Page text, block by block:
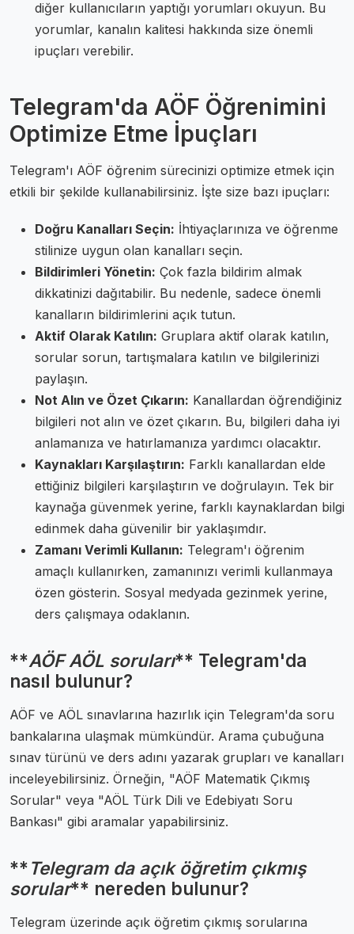
diğer kullanıcıların yaptığı yorumları okuyun. Bu
yorumlar, kanalın kalitesi hakkında size önemli
ipuçları verebilir.
Telegram'da AÖF Öğrenimini
Optimize Etme İpuçları
Telegram'ı AÖF öğrenim sürecinizi optimize etmek için
etkili bir şekilde kullanabilirsiniz. İşte size bazı ipuçları:
Doğru Kanalları Seçin: İhtiyaçlarınıza ve öğrenme
stilinize uygun olan kanalları seçin.
Bildirimleri Yönetin: Çok fazla bildirim almak
dikkatinizi dağıtabilir. Bu nedenle, sadece önemli
kanalların bildirimlerini açık tutun.
Aktif Olarak Katılın: Gruplara aktif olarak katılın,
sorular sorun, tartışmalara katılın ve bilgilerinizi
paylaşın.
Not Alın ve Özet Çıkarın: Kanallardan öğrendiğiniz
bilgileri not alın ve özet çıkarın. Bu, bilgileri daha iyi
anlamanıza ve hatırlamanıza yardımcı olacaktır.
Kaynakları Karşılaştırın: Farklı kanallardan elde
ettiğiniz bilgileri karşılaştırın ve doğrulayın. Tek bir
kaynağa güvenmek yerine, farklı kaynaklardan bilgi
edinmek daha güvenilir bir yaklaşımdır.
Zamanı Verimli Kullanın: Telegram'ı öğrenim
amaçlı kullanırken, zamanınızı verimli kullanmaya
özen gösterin. Sosyal medyada gezinmek yerine,
ders çalışmaya odaklanın.
**AÖF AÖL soruları** Telegram'da
nasıl bulunur?
AÖF ve AÖL sınavlarına hazırlık için Telegram'da soru
bankalarına ulaşmak mümkündür. Arama çubuğuna
sınav türünü ve ders adını yazarak grupları ve kanalları
inceleyebilirsiniz. Örneğin, "AÖF Matematik Çıkmış
Sorular" veya "AÖL Türk Dili ve Edebiyatı Soru
Bankası" gibi aramalar yapabilirsiniz.
**Telegram da açık öğretim çıkmış
sorular** nereden bulunur?
Telegram üzerinde açık öğretim çıkmış sorularına